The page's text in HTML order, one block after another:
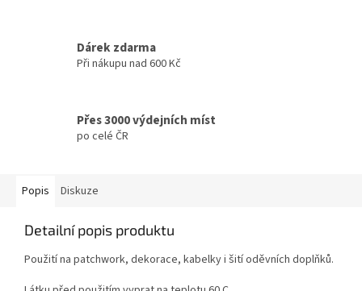
Dárek zdarma
Při nákupu nad 600 Kč
Přes 3000 výdejních míst
po celé ČR
Popis Diskuze
Detailní popis produktu
Použití na patchwork, dekorace, kabelky i šití oděvních doplňků.